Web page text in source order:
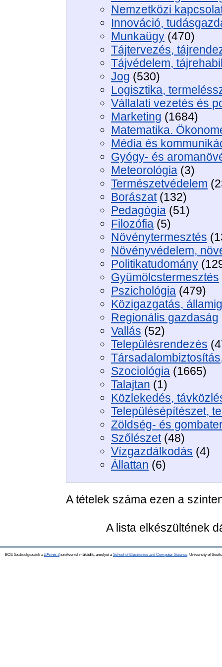
Nemzetközi
Innováció,
Munkaügy (470)
Tájtervezés,
Tájvédelem,
Jog (530)
Logisztika,
Vállalati vezetés és
Marketing (1684)
Matematika.
Média és
Gyógy- és
Meteorológia (3)
Természetvédelem
Borászat(132)
Pedagógia (51)
Filozófia (5)
Növénytermesztés
Növényvédelem,
Politikatudomány
Gyümölcstermesztés
Pszichológia (479)
Közigazgatás,
Regionális gazdaság
Vallás (52)
Településrendezés
Szociológia (1665)
Talajtan (1)
Közlekedés,
Településépítészet,
Zöldség- és
Szőlészet(48)
Vízgazdálkodás (4)
Állattan (6)
A tételek száma ezen a
A lista elkészültének
BCE Szakdolgozatok a EPrints 3szoftverrel működik, amelyet a School of Electronics and Computer Science, University of